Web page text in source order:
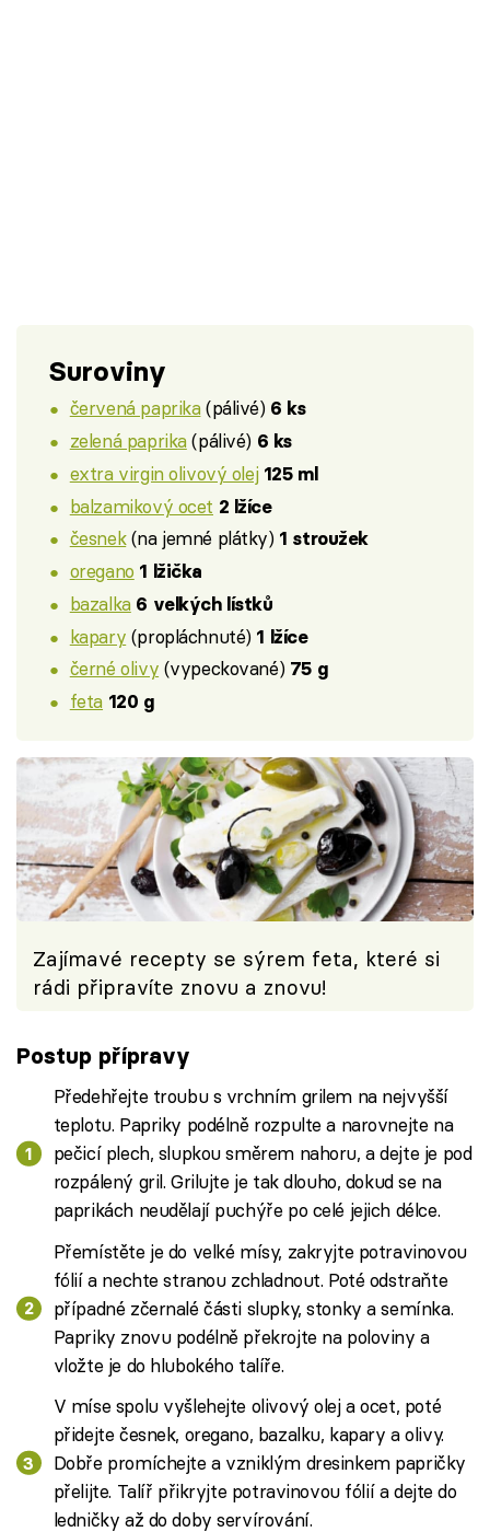
Suroviny
červená paprika(pálivé) 6 ks
zelená paprika(pálivé) 6 ks
extra virgin olivový olej 125 ml
balzamikový ocet 2 lžíce
česnek(na jemné plátky) 1 stroužek
oregano 1 lžička
bazalka 6 velkých lístků
kapary (propláchnuté) 1 lžíce
černé olivy (vypeckované) 75 g
feta 120 g
Zajímavé recepty se sýrem feta, které si
rádi připravíte znovu a znovu!
Postup přípravy
Předehřejte troubu s vrchním grilem na nejvyšší
teplotu. Papriky podélně rozpulte a narovnejte na
pečicí plech, slupkou směrem nahoru, a dejte je pod
rozpálený gril. Grilujte je tak dlouho, dokud se na
paprikách neudělají puchýře po celé jejich délce.
Přemístěte je do velké mísy, zakryjte potravinovou
fólií a nechte stranou zchladnout. Poté odstraňte
případné zčernalé části slupky, stonky a semínka.
Papriky znovu podélně překrojte na poloviny a
vložte je do hlubokého talíře.
V míse spolu vyšlehejte olivový olej a ocet, poté
přidejte česnek, oregano, bazalku, kapary a olivy.
Dobře promíchejte a vzniklým dresinkem papričky
přelijte. Talíř přikryjte potravinovou fólií a dejte do
ledničky až do doby servírování.